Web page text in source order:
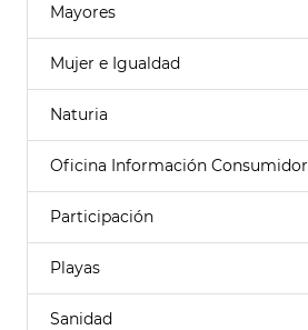
Mayores
Mujer e Igualdad
Naturia
Oficina Información Consumidor
Participación
Playas
Sanidad